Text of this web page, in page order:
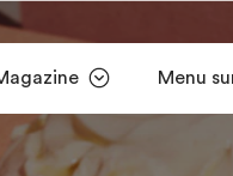
Menu